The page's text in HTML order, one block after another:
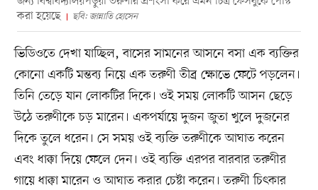
করা হয়েছে
ছবি: জান্নাতি হোসেন
ভিডিওতে দেখা যাচ্ছিল, বাসের সামনের আসনে বসা এক ব্যক্তির
কোনো একটি মন্তব্য নিয়ে এক তরুণী তীব্র ক্ষোভে ফেটে পড়লেন।
তিনি তেড়ে যান লোকটির দিকে। ওই সময় লোকটি আসন ছেড়ে
উঠে তরুণীকে চড় মারেন। একপর্যায়ে দুজন জুতা খুলে দুজনের
দিকে তুলে ধরেন। সে সময় ওই ব্যক্তি তরুণীকে আঘাত করেন
এবং ধাক্কা দিয়ে ফেলে দেন। ওই ব্যক্তি এরপর বারবার তরুণীর
গায়ে ধাক্কা মারেন ও আঘাত করার চেষ্টা করেন। তরুণী চিৎকার